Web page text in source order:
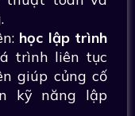
học lập trình
trình liên tục
giúp củng cố
kỹ năng lập